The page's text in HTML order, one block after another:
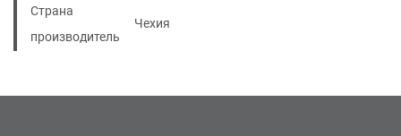
Страна
производитель
Чехия